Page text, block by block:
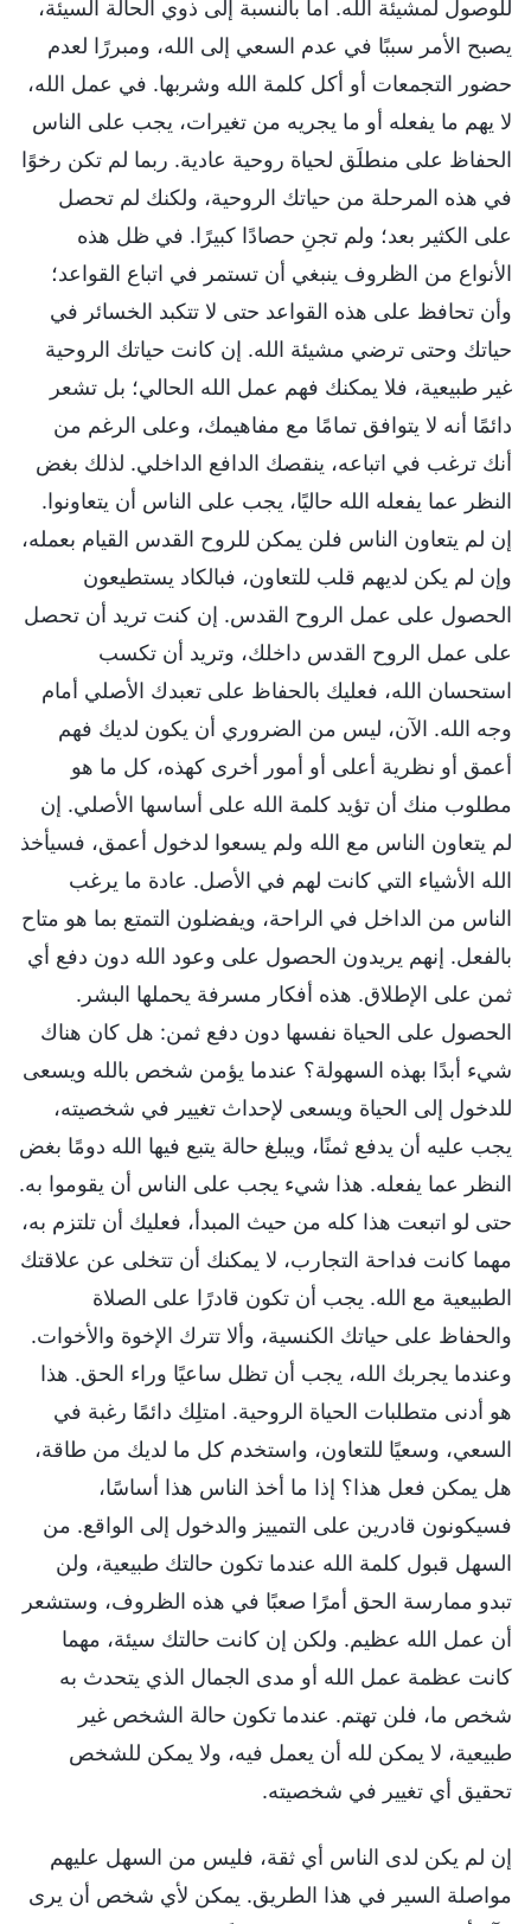
للوصول لمشيئة الله. أما بالنسبة إلى ذوي الحالة السيئة،
يصبح الأمر سببًا في عدم السعي إلى الله، ومبررًا لعدم
حضور التجمعات أو أكل كلمة الله وشربها. في عمل الله،
لا يهم ما يفعله أو ما يجريه من تغيرات، يجب على الناس
الحفاظ على منطلَق لحياة روحية عادية. ربما لم تكن رخوًا
في هذه المرحلة من حياتك الروحية، ولكنك لم تحصل
على الكثير بعد؛ ولم تجنِ حصادًا كبيرًا. في ظل هذه
الأنواع من الظروف ينبغي أن تستمر في اتباع القواعد؛
وأن تحافظ على هذه القواعد حتى لا تتكبد الخسائر في
حياتك وحتى ترضي مشيئة الله. إن كانت حياتك الروحية
غير طبيعية، فلا يمكنك فهم عمل الله الحالي؛ بل تشعر
دائمًا أنه لا يتوافق تمامًا مع مفاهيمك، وعلى الرغم من
أنك ترغب في اتباعه، ينقصك الدافع الداخلي. لذلك بغض
النظر عما يفعله الله حاليًا، يجب على الناس أن يتعاونوا.
إن لم يتعاون الناس فلن يمكن للروح القدس القيام بعمله،
وإن لم يكن لديهم قلب للتعاون، فبالكاد يستطيعون
الحصول على عمل الروح القدس. إن كنت تريد أن تحصل
على عمل الروح القدس داخلك، وتريد أن تكسب
استحسان الله، فعليك بالحفاظ على تعبدك الأصلي أمام
وجه الله. الآن، ليس من الضروري أن يكون لديك فهم
أعمق أو نظرية أعلى أو أمور أخرى كهذه، كل ما هو
مطلوب منك أن تؤيد كلمة الله على أساسها الأصلي. إن
لم يتعاون الناس مع الله ولم يسعوا لدخول أعمق، فسيأخذ
الله الأشياء التي كانت لهم في الأصل. عادة ما يرغب
الناس من الداخل في الراحة، ويفضلون التمتع بما هو متاح
بالفعل. إنهم يريدون الحصول على وعود الله دون دفع أي
ثمن على الإطلاق. هذه أفكار مسرفة يحملها البشر.
الحصول على الحياة نفسها دون دفع ثمن: هل كان هناك
شيء أبدًا بهذه السهولة؟ عندما يؤمن شخص بالله ويسعى
للدخول إلى الحياة ويسعى لإحداث تغيير في شخصيته،
يجب عليه أن يدفع ثمنًا، ويبلغ حالة يتبع فيها الله دومًا بغض
النظر عما يفعله. هذا شيء يجب على الناس أن يقوموا به.
حتى لو اتبعت هذا كله من حيث المبدأ، فعليك أن تلتزم به،
مهما كانت فداحة التجارب، لا يمكنك أن تتخلى عن علاقتك
الطبيعية مع الله. يجب أن تكون قادرًا على الصلاة
والحفاظ على حياتك الكنسية، وألا تترك الإخوة والأخوات.
وعندما يجربك الله، يجب أن تظل ساعيًا وراء الحق. هذا
هو أدنى متطلبات الحياة الروحية. امتلِك دائمًا رغبة في
السعي، وسعيًا للتعاون، واستخدم كل ما لديك من طاقة،
هل يمكن فعل هذا؟ إذا ما أخذ الناس هذا أساسًا،
فسيكونون قادرين على التمييز والدخول إلى الواقع. من
السهل قبول كلمة الله عندما تكون حالتك طبيعية، ولن
تبدو ممارسة الحق أمرًا صعبًا في هذه الظروف، وستشعر
أن عمل الله عظيم. ولكن إن كانت حالتك سيئة، مهما
كانت عظمة عمل الله أو مدى الجمال الذي يتحدث به
شخص ما، فلن تهتم. عندما تكون حالة الشخص غير
طبيعية، لا يمكن لله أن يعمل فيه، ولا يمكن للشخص
تحقيق أي تغيير في شخصيته.
إن لم يكن لدى الناس أي ثقة، فليس من السهل عليهم
مواصلة السير في هذا الطريق. يمكن لأي شخص أن يرى